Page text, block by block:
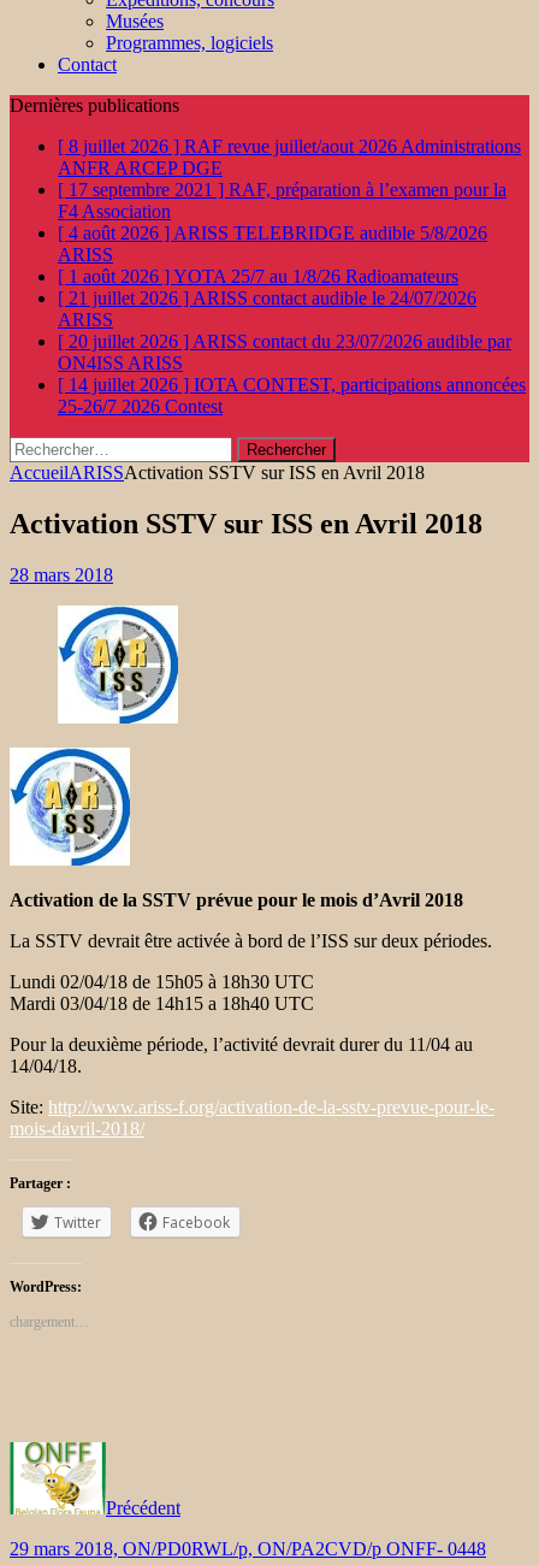
Musées
Programmes, logiciels
Contact
Dernières publications
[ 8 juillet 2026 ] RAF revue juillet/aout 2026 Administrations
ANFR ARCEP DGE
[ 17 septembre 2021 ] RAF, préparation à l’examen pour la
F4 Association
[ 4 août 2026 ] ARISS TELEBRIDGE audible 5/8/2026
ARISS
[ 1 août 2026 ]YOTA 25/7 au 1/8/26 Radioamateurs
[ 21 juillet 2026 ] ARISS contact audible le 24/07/2026
ARISS
[ 20 juillet 2026 ] ARISS contact du 23/07/2026 audible par
ON4ISS ARISS
[ 14 juillet 2026 ] IOTA CONTEST, participations annoncées
25-26/7 2026 Contest
Rechercher :
AccueilARISSActivation SSTV sur ISS en Avril 2018
Activation SSTV sur ISS en Avril 2018
28 mars 2018
Activation de la SSTV prévue pour le mois d’Avril 2018
La SSTV devrait être activée à bord de l’ISS sur deux périodes.
Lundi 02/04/18 de 15h05 à 18h30 UTC
Mardi 03/04/18 de 14h15 a 18h40 UTC
Pour la deuxième période, l’activité devrait durer du 11/04 au
14/04/18.
Site: http://www.ariss-f.org/activation-de-la-sstv-prevue-pour-le-
mois-davril-2018/
Partager :
Twitter Facebook
WordPress:
chargement…
Précédent
29 mars 2018, ON/PD0RWL/p, ON/PA2CVD/p ONFF- 0448